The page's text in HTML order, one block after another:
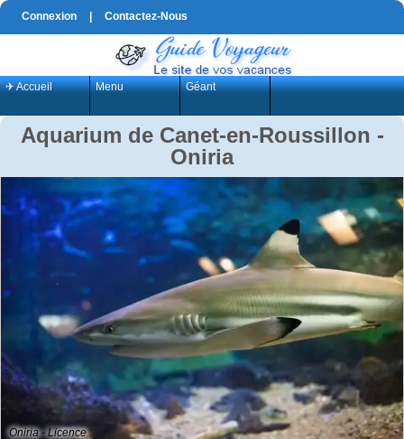
Connexion Contactez-Nous
✈ Accueil Menu Géant
Aquarium de Canet-en-Roussillon -
Oniria
Oniria - Licence :